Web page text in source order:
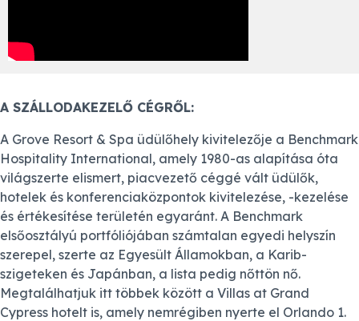
A SZÁLLODAKEZELŐ CÉGRŐL:
A Grove Resort & Spa üdülőhely kivitelezője a Benchmark
Hospitality International, amely 1980-as alapítása óta
világszerte elismert, piacvezető céggé vált üdülők,
hotelek és konferenciaközpontok kivitelezése, -kezelése
és értékesítése területén egyaránt. A Benchmark
elsőosztályú portfóliójában számtalan egyedi helyszín
szerepel, szerte az Egyesült Államokban, a Karib-
szigeteken és Japánban, a lista pedig nőttön nő.
Megtalálhatjuk itt többek között a Villas at Grand
Cypress hotelt is, amely nemrégiben nyerte el Orlando 1.